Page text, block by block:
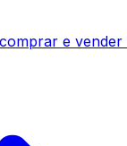
e vender